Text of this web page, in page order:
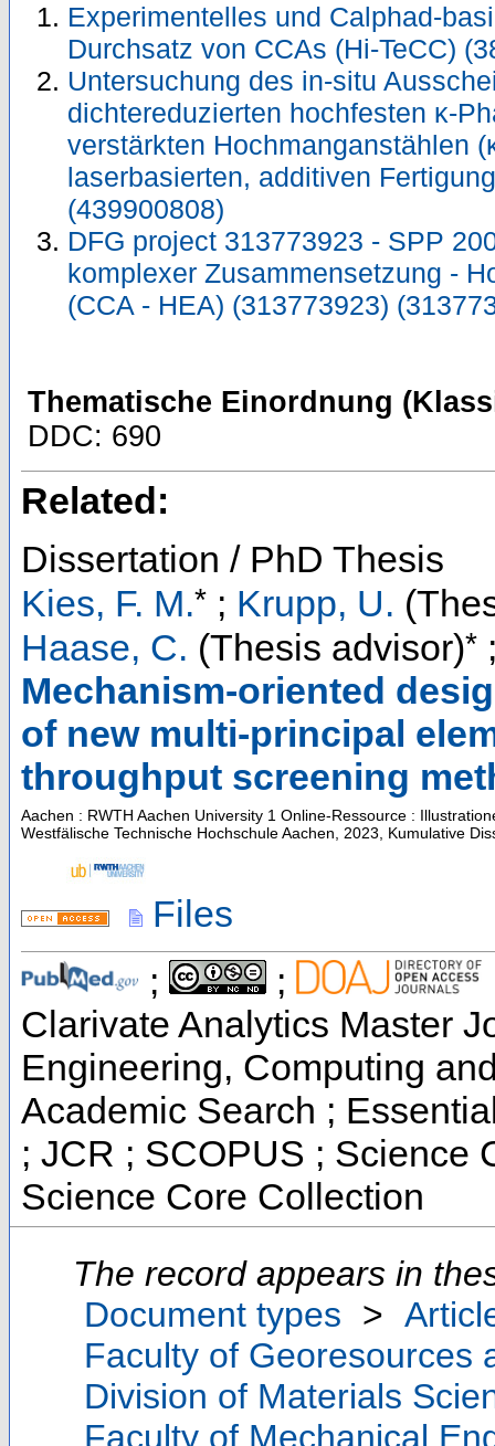
Experimentelles und Calphad-
Durchsatz von CCAs (Hi-TeCC)
Untersuchung des in-situ
dichtereduzierten hochfesten κ-
verstärkten Hochmanganstählen
laserbasierten, additiven
(439900808)
DFG project 313773923 - SPP
komplexer Zusammensetzung -
(CCA - HEA) (313773923)
Thematische Einordnung
DDC: 690
Related:
Dissertation / PhD Thesis
Kies, F. M.* ; Krupp, U.
Haase, C. (Thesis advisor)*
Mechanism-oriented
of new multi-principal
throughput screening
Aachen : RWTH Aachen University 1 Online-Ressource :
Westfälische Technische Hochschule Aachen, 2023, Kumulative
Files
;
;
Clarivate Analytics Master
Engineering, Computing
Academic Search ;
; JCR ; SCOPUS ; Science
Science Core Collection
The record appears in
Document types >
Faculty of Georesources
Division of Materials
Faculty of Mechanical